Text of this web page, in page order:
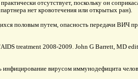
отсутствует, поскольку он
нет кровотечения или открытых ран).
половым путем, опасность передачи ВИЧ
treatment 2008-2009. John G Barrett, MD
вирусом иммунодефицита